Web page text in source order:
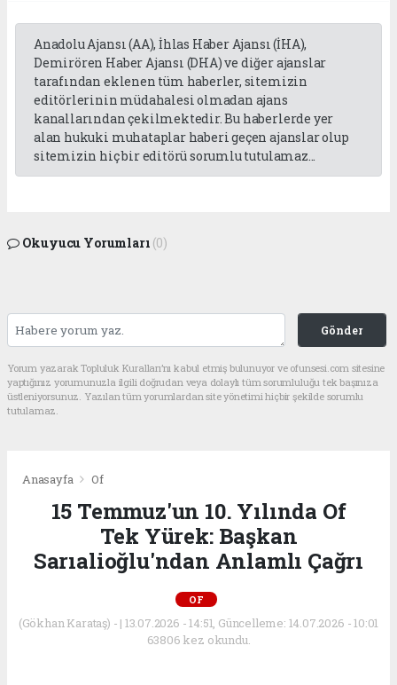
Anadolu Ajansı (AA), İhlas Haber Ajansı (İHA),
Demirören Haber Ajansı (DHA) ve diğer ajanslar
tarafından eklenen tüm haberler, sitemizin
editörlerinin müdahalesi olmadan ajans
kanallarından çekilmektedir. Bu haberlerde yer
alan hukuki muhataplar haberi geçen ajanslar olup
sitemizin hiç bir editörü sorumlu tutulamaz...
Okuyucu Yorumları (0)
Gönder
Yorum yazarak Topluluk Kuralları’nı kabul etmiş bulunuyor ve ofunsesi.com sitesine
yaptığınız yorumunuzla ilgili doğrudan veya dolaylı tüm sorumluluğu tek başınıza
üstleniyorsunuz. Yazılan tüm yorumlardan site yönetimi hiçbir şekilde sorumlu
tutulamaz.
Anasayfa Of
15 Temmuz'un 10. Yılında Of
Tek Yürek: Başkan
Sarıalioğlu'ndan Anlamlı Çağrı
OF
(Gökhan Karataş) - | 13.07.2026 - 14:51, Güncelleme: 14.07.2026 - 10:01
63806 kez okundu.